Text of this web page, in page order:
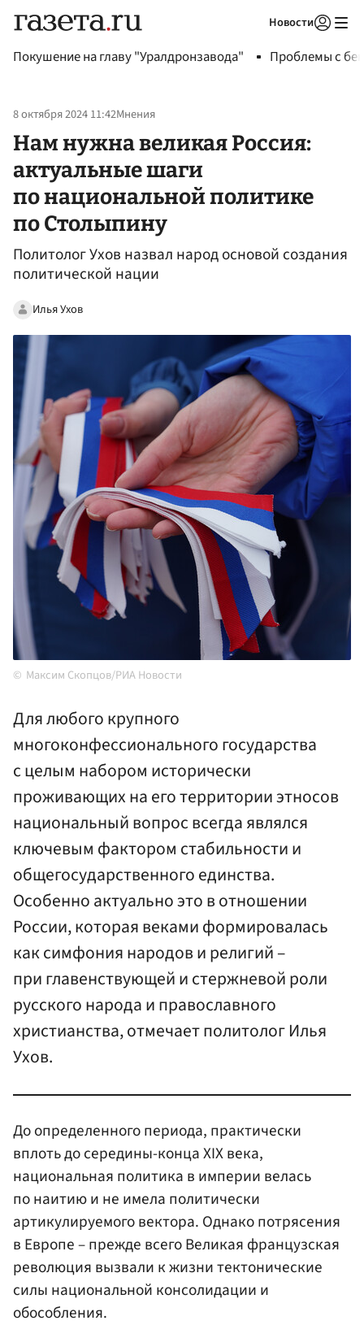
Новости
Покушение на главу "Уралдронзавода" Проблемы с
8 октября 2024 11:42Мнения
Нам нужна великая Россия:
актуальные шаги
по национальной политике
по Столыпину
Политолог Ухов назвал народ основой создания
политической нации
Илья Ухов
Максим Скопцов/РИА Новости
Для любого крупного
многоконфессионального государства
с целым набором исторически
проживающих на его территории этносов
национальный вопрос всегда являлся
ключевым фактором стабильности и
общегосударственного единства.
Особенно актуально это в отношении
России, которая веками формировалась
как симфония народов и религий –
при главенствующей и стержневой роли
русского народа и православного
христианства, отмечает политолог Илья
Ухов.
До определенного периода, практически
вплоть до середины-конца XIX века,
национальная политика в империи велась
по наитию и не имела политически
артикулируемого вектора. Однако потрясения
в Европе – прежде всего Великая французская
революция вызвали к жизни тектонические
силы национальной консолидации и
обособления.